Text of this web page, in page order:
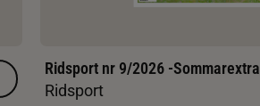
Ridsport nr 9/2026 -Sommarextra
Ridsport